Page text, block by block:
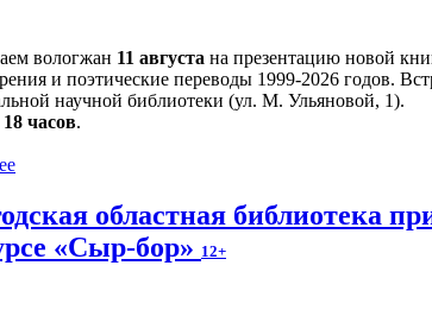
вологжан 11 августа на презентацию новой
и поэтические переводы 1999-2026 годов.
научной библиотеки (ул. М. Ульяновой, 1).
18 часов.
областная библиотека
«Сыр-бор» 12+